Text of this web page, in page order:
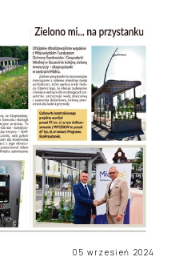
05 wrzesień 2024